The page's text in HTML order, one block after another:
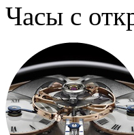
Часы с